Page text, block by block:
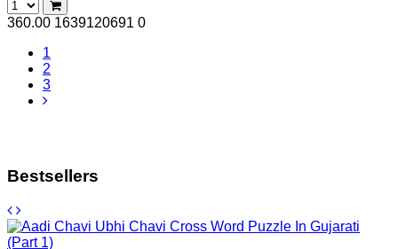
360.00 1639120691 0
1
2
3
Bestsellers